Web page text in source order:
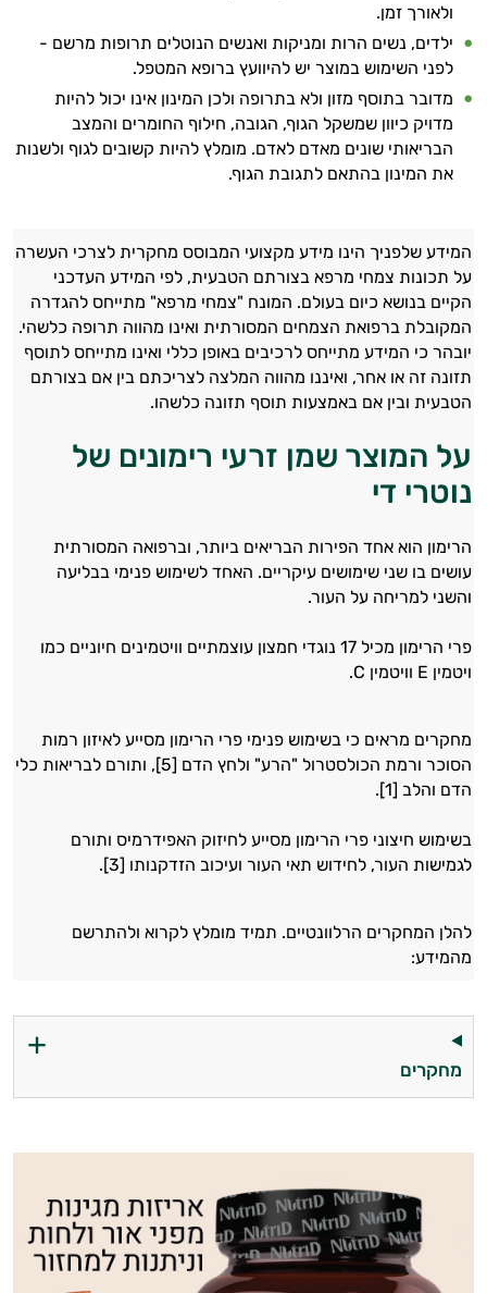
ולאורך זמן.
ילדים, נשים הרות ומניקות ואנשים הנוטלים תרופות מרשם -
לפני השימוש במוצר יש להיוועץ ברופא המטפל.
מדובר בתוסף מזון ולא בתרופה ולכן המינון אינו יכול להיות
מדויק כיוון שמשקל הגוף, הגובה, חילוף החומרים והמצב
הבריאותי שונים מאדם לאדם. מומלץ להיות קשובים לגוף ולשנות
את המינון בהתאם לתגובת הגוף.
המידע שלפניך הינו מידע מקצועי המבוסס מחקרית לצרכי העשרה
על תכונות צמחי מרפא בצורתם הטבעית, לפי המידע העדכני
הקיים בנושא כיום בעולם. המונח "צמחי מרפא" מתייחס להגדרה
המקובלת ברפואת הצמחים המסורתית ואינו מהווה תרופה כלשהי.
יובהר כי המידע מתייחס לרכיבים באופן כללי ואינו מתייחס לתוסף
תזונה זה או אחר, ואיננו מהווה המלצה לצריכתם בין אם בצורתם
הטבעית ובין אם באמצעות תוסף תזונה כלשהו.
על המוצר שמן זרעי רימונים של
נוטרי די
הרימון הוא אחד הפירות הבריאים ביותר, וברפואה המסורתית
עושים בו שני שימושים עיקריים. האחד לשימוש פנימי בבליעה
והשני למריחה על העור.
פרי הרימון מכיל 17 נוגדי חמצון עוצמתיים וויטמינים חיוניים כמו
ויטמין E וויטמין C.
מחקרים מראים כי בשימוש פנימי פרי הרימון מסייע לאיזון רמות
הסוכר ורמת הכולסטרול "הרע" ולחץ הדם [5], ותורם לבריאות כלי
הדם והלב [1].
בשימוש חיצוני פרי הרימון מסייע לחיזוק האפידרמיס ותורם
לגמישות העור, לחידוש תאי העור ועיכוב הזדקנותו [3].
להלן המחקרים הרלוונטיים. תמיד מומלץ לקרוא ולהתרשם
מהמידע:
מחקרים